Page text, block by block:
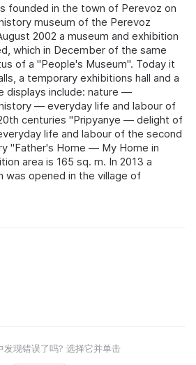
founded in the town of Perevoz on
museum of the Perevoz
2002 a museum and exhibition
which in December of the same
of a "People's Museum". Today it
a temporary exhibitions hall and a
displays include: nature —
— everyday life and labour of
centuries "Pripyanye — delight of
life and labour of the second
"Father's Home — My Home in
area is 165 sq. m. In 2013 a
was opened in the village of
发现错误了吗? 选择它并单击